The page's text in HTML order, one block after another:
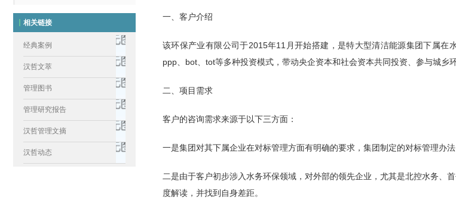
相关链接
经典案例
汉哲文萃
管理图书
管理研究报告
汉哲管理文摘
汉哲动态
一、客户介绍
该环保产业有限公司于2015年11月开始搭建，是特大型清洁能源集团下属在
ppp、bot、tot等多种投资模式，带动央企资本和社会资本共同投资、参与城乡
二、项目需求
客户的咨询需求来源于以下三方面：
一是集团对其下属企业在对标管理方面有明确的要求，集团制定的对标管理办
二是由于客户初步涉入水务环保领域，对外部的领先企业，尤其是北控水务、
度解读，并找到自身差距。